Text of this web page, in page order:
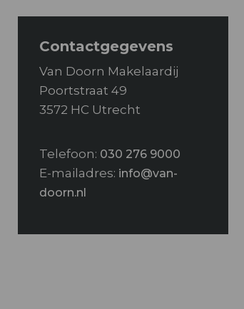
Contactgegevens
Van Doorn Makelaardij
Poortstraat 49
3572 HC Utrecht
Telefoon: 030 276 9000
E-mailadres: info@van-
doorn.nl